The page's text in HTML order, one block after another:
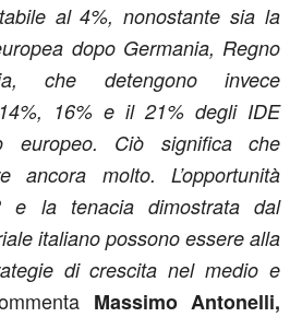
al 4%, nonostante sia la
dopo Germania, Regno
che detengono invece
16% e il 21% degli IDE
europeo. Ciò significa che
ancora molto. L’opportunità
e la tenacia dimostrata dal
italiano possono essere alla
di crescita nel medio e
Massimo Antonelli,